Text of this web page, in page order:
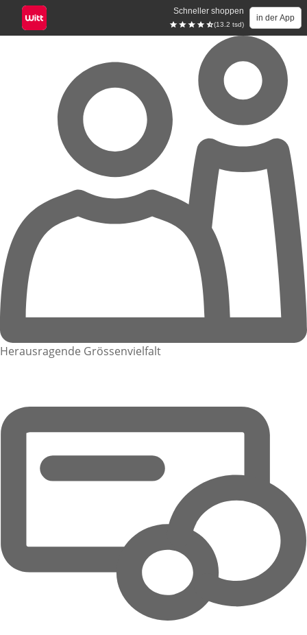
Schneller shoppen
(13.2 tsd)
in der App
Herausragende Grössenvielfalt